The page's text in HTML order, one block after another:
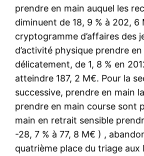
prendre en main auquel les
diminuent de 18, 9 % à 202, 6
cryptogramme d’affaires des
d’activité physique prendre
délicatement, de 1, 8 % en
atteindre 187, 2 M€. Pour la
successive, prendre en main
prendre en main course sont
main en retrait sensible
-28, 7 % à 77, 8 M€ ) ,
quatrième place du triage aux